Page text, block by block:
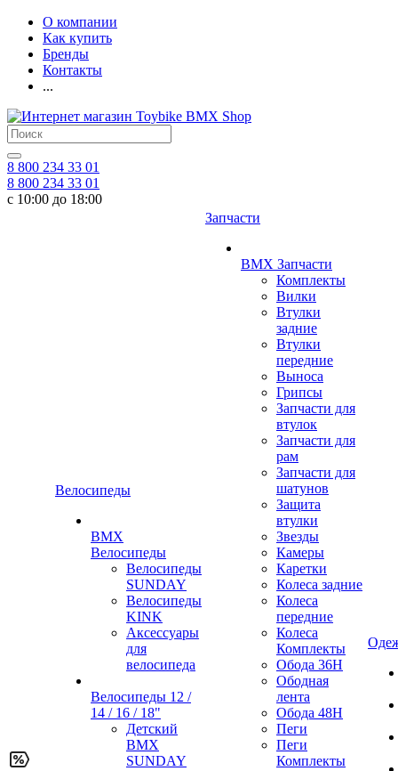
О компании
Как купить
Бренды
Контакты
...
8 800 234 33 01
8 800 234 33 01
с 10:00 до 18:00
Велосипеды
BMX
Велосипеды
Велосипеды
SUNDAY
Велосипеды
KINK
Аксессуары
для
велосипеда
Велосипеды 12 /
14 / 16 / 18"
Детский
BMX
SUNDAY
Запчасти
BMX Запчасти
Комплекты
Вилки
Втулки
задние
Втулки
передние
Выноса
Грипсы
Запчасти для
втулок
Запчасти для
рам
Запчасти для
шатунов
Защита
втулки
Звезды
Камеры
Каретки
Колеса задние
Колеса
передние
Колеса
Комплекты
Обода 36H
Ободная
лента
Обода 48H
Пеги
Пеги
Комплекты